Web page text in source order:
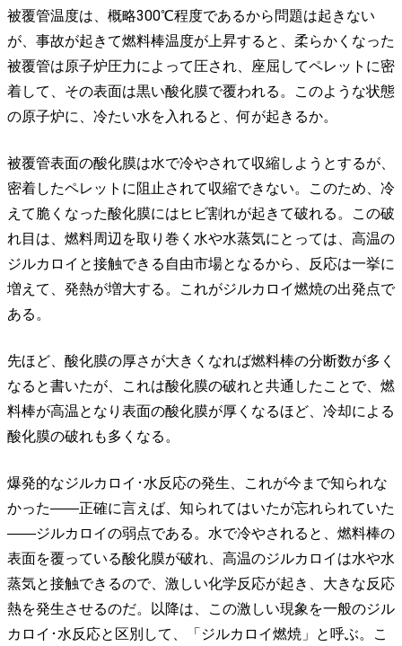
被覆管温度は、概略300℃程度であるから問題は起きない
が、事故が起きて燃料棒温度が上昇すると、柔らかくなった
被覆管は原子炉圧力によって圧され、座屈してペレットに密
着して、その表面は黒い酸化膜で覆われる。このような状態
の原子炉に、冷たい水を入れると、何が起きるか。
被覆管表面の酸化膜は水で冷やされて収縮しようとするが、
密着したペレットに阻止されて収縮できない。このため、冷
えて脆くなった酸化膜にはヒビ割れが起きて破れる。この破
れ目は、燃料周辺を取り巻く水や水蒸気にとっては、高温の
ジルカロイと接触できる自由市場となるから、反応は一挙に
増えて、発熱が増大する。これがジルカロイ燃焼の出発点で
ある。
先ほど、酸化膜の厚さが大きくなれば燃料棒の分断数が多く
なると書いたが、これは酸化膜の破れと共通したことで、燃
料棒が高温となり表面の酸化膜が厚くなるほど、冷却による
酸化膜の破れも多くなる。
爆発的なジルカロイ･水反応の発生、これが今まで知られな
かった――正確に言えば、知られてはいたが忘れられていた
――ジルカロイの弱点である。水で冷やされると、燃料棒の
表面を覆っている酸化膜が破れ、高温のジルカロイは水や水
蒸気と接触できるので、激しい化学反応が起き、大きな反応
熱を発生させるのだ。以降は、この激しい現象を一般のジル
カロイ･水反応と区別して、「ジルカロイ燃焼」と呼ぶ。こ